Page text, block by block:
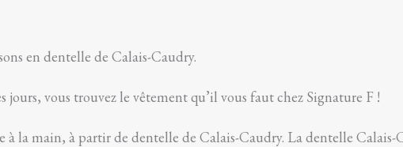
en dentelle de Calais-Caudry.
vous trouvez le vêtement qu’il vous faut chez Signature F !
la main, à partir de dentelle de Calais-Caudry. La dentelle